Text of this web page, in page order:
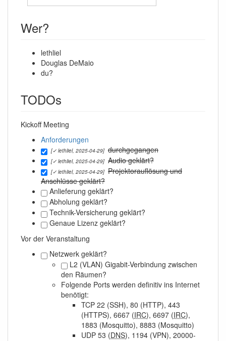
Wer?
lethliel
Douglas DeMaio
du?
TODOs
Kickoff Meeting
Anforderungen
[✓ lethliel, 2025-04-29] durchgegangen
[✓ lethliel, 2025-04-29] Audio geklärt?
[✓ lethliel, 2025-04-29] Projektorauflösung und
Anschlüsse geklärt?
Anlieferung geklärt?
Abholung geklärt?
Technik-Versicherung geklärt?
Genaue Lizenz geklärt?
Vor der Veranstaltung
Netzwerk geklärt?
L2 (VLAN) Gigabit-Verbindung zwischen
den Räumen?
Folgende Ports werden definitiv ins Internet
benötigt:
TCP 22 (SSH), 80 (HTTP), 443
(HTTPS), 6667 (IRC), 6697 (IRC),
1883 (Mosquitto), 8883 (Mosquitto)
UDP 53 (DNS), 1194 (VPN), 20000-